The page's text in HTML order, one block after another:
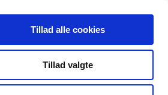
Tillad alle cookies
Tillad valgte